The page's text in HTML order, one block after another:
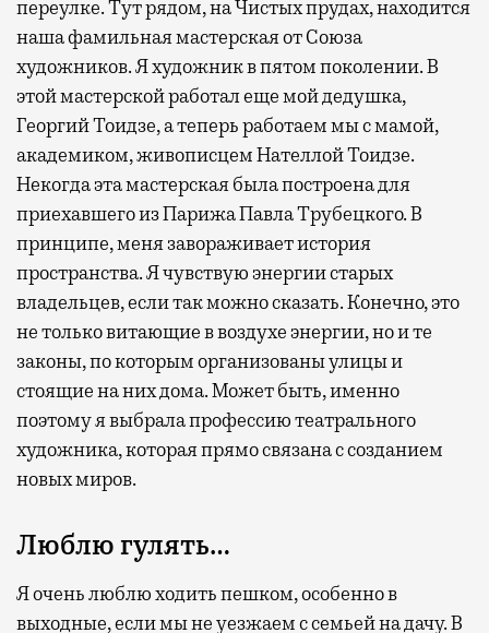
переулке. Тут рядом, на Чистых прудах, находится
наша фамильная мастерская от Союза
художников. Я художник в пятом поколении. В
этой мастерской работал еще мой дедушка,
Георгий Тоидзе, а теперь работаем мы с мамой,
академиком, живописцем Нателлой Тоидзе.
Некогда эта мастерская была построена для
приехавшего из Парижа Павла Трубецкого. В
принципе, меня завораживает история
пространства. Я чувствую энергии старых
владельцев, если так можно сказать. Конечно, это
не только витающие в воздухе энергии, но и те
законы, по которым организованы улицы и
стоящие на них дома. Может быть, именно
поэтому я выбрала профессию театрального
художника, которая прямо связана с созданием
новых миров.
Люблю гулять…
Я очень люблю ходить пешком, особенно в
выходные, если мы не уезжаем с семьей на дачу. В